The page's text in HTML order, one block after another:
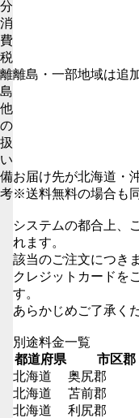
分
消
費
税
離
島
他
の
扱
い
離島・一部地域は追
備
考
お届け先が北海道・
※送料無料の場合も
システムの都合上、
れます。
該当のご注文につき
クレジットカードを
す。
あらかじめご了承く
別途料金一覧
都道府県
市区郡
北海道
奥尻郡
北海道
苫前郡
北海道
利尻郡